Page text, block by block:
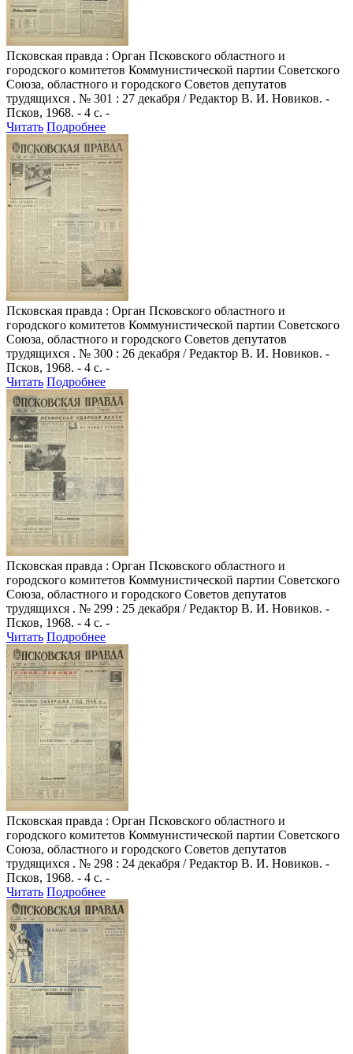
Псковская правда : Орган Псковского областного и
городского комитетов Коммунистической партии Советского
Союза, областного и городского Советов депутатов
трудящихся . № 301 : 27 декабря / Редактор В. И. Новиков. -
Псков, 1968. - 4 с. -
Читать Подробнее
Псковская правда : Орган Псковского областного и
городского комитетов Коммунистической партии Советского
Союза, областного и городского Советов депутатов
трудящихся . № 300 : 26 декабря / Редактор В. И. Новиков. -
Псков, 1968. - 4 с. -
Читать Подробнее
Псковская правда : Орган Псковского областного и
городского комитетов Коммунистической партии Советского
Союза, областного и городского Советов депутатов
трудящихся . № 299 : 25 декабря / Редактор В. И. Новиков. -
Псков, 1968. - 4 с. -
Читать Подробнее
Псковская правда : Орган Псковского областного и
городского комитетов Коммунистической партии Советского
Союза, областного и городского Советов депутатов
трудящихся . № 298 : 24 декабря / Редактор В. И. Новиков. -
Псков, 1968. - 4 с. -
Читать Подробнее